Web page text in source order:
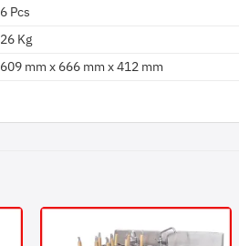
6 Pcs
26 Kg
609 mm x 666 mm x 412 mm